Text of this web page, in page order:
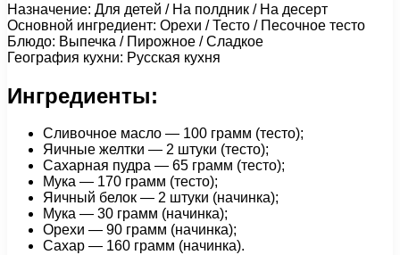
Назначение: Для детей / На полдник / На десерт
Основной ингредиент: Орехи / Тесто / Песочное тесто
Блюдо: Выпечка / Пирожное / Сладкое
География кухни: Русская кухня
Ингредиенты:
Сливочное масло — 100 грамм (тесто);
Яичные желтки — 2 штуки (тесто);
Сахарная пудра — 65 грамм (тесто);
Мука — 170 грамм (тесто);
Яичный белок — 2 штуки (начинка);
Мука — 30 грамм (начинка);
Орехи — 90 грамм (начинка);
Сахар — 160 грамм (начинка).